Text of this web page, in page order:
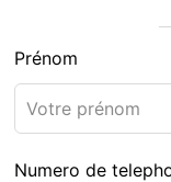
Prénom
Numero de